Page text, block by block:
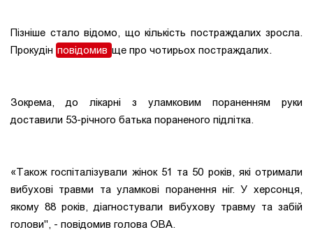
Пізніше стало відомо, що кількість постраждалих зросла.
Прокудін повідомив ще про чотирьох постраждалих.
Зокрема, до лікарні з уламковим пораненням руки
доставили 53-річного батька пораненого підлітка.
«Також госпіталізували жінок 51 та 50 років, які отримали
вибухові травми та уламкові поранення ніг. У херсонця,
якому 88 років, діагностували вибухову травму та забій
голови", - повідомив голова ОВА.